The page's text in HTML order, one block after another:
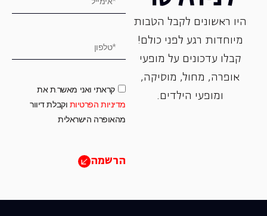
היו ראשונים לקבל הטבות
מיוחדות רגע לפני כולם!
קבלו עדכונים על מופעי
אופרה, ‏מחול, ‏מוסיקה,
ומופעי הילדים.
קראתי ואני מאשר.ת את
מדיניות הפרטיות וקבלת דיוור
מהאופרה הישראלית
הרשמה